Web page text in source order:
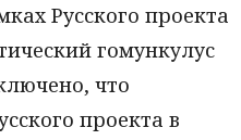
Русского проекта
гомункулус
что
проекта в